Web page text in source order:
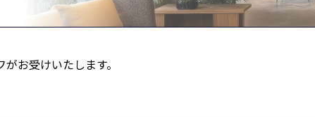
お受けいたします。